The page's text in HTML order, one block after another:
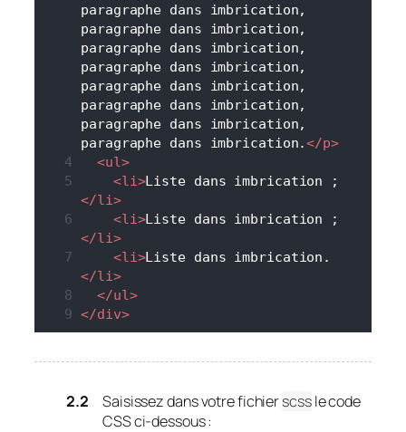
paragraphe dans imbrication,
paragraphe dans imbrication,
paragraphe dans imbrication,
paragraphe dans imbrication,
paragraphe dans imbrication,
paragraphe dans imbrication,
paragraphe dans imbrication,
paragraphe dans imbrication.</p>
<ul>
<li>Liste dans imbrication ;
</li>
<li>Liste dans imbrication ;
</li>
<li>Liste dans imbrication.
</li>
</ul>
</div>
Saisissez dans votre fichierscssle code
CSS ci-dessous :